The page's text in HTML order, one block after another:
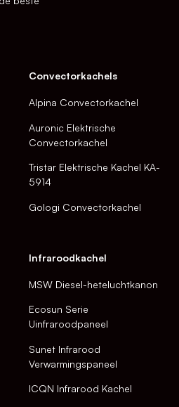
Convectorkachels
Alpina Convectorkachel
Auronic Elektrische
Convectorkachel
Tristar Elektrische Kachel KA-
5914
Gologi Convectorkachel
Infraroodkachel
MSW Diesel-heteluchtkanon
Ecosun Serie
Uinfraroodpaneel
Sunet Infrarood
Verwarmingspaneel
ICQN Infrarood Kachel